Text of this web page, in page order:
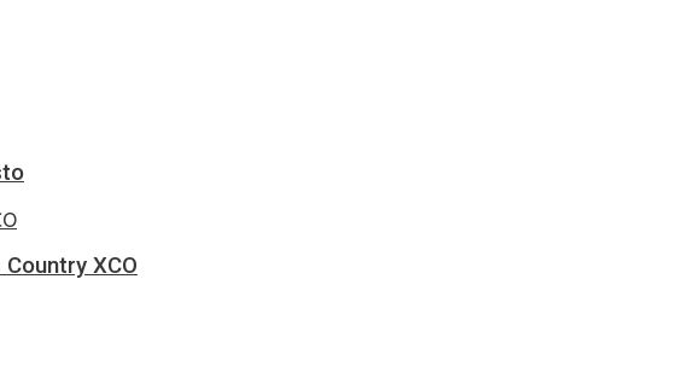
XCO